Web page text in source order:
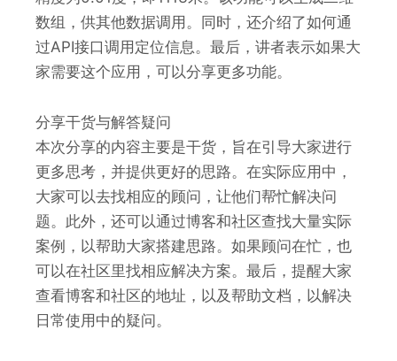
数组，供其他数据调用。同时，还介绍了如何通
过API接口调用定位信息。最后，讲者表示如果大
家需要这个应用，可以分享更多功能。
分享干货与解答疑问
本次分享的内容主要是干货，旨在引导大家进行
更多思考，并提供更好的思路。在实际应用中，
大家可以去找相应的顾问，让他们帮忙解决问
题。此外，还可以通过博客和社区查找大量实际
案例，以帮助大家搭建思路。如果顾问在忙，也
可以在社区里找相应解决方案。最后，提醒大家
查看博客和社区的地址，以及帮助文档，以解决
日常使用中的疑问。